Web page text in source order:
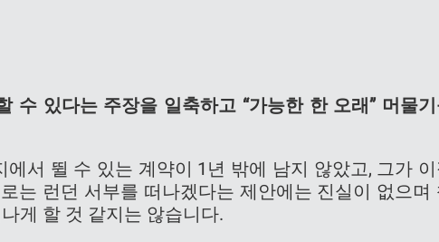
수 있다는 주장을 일축하고 “가능한 한 오래” 머물
서 뛸 수 있는 계약이 1년 밖에 남지 않았고, 그가 이
는 런던 서부를 떠나겠다는 제안에는 진실이 없으며
게 할 것 같지는 않습니다.